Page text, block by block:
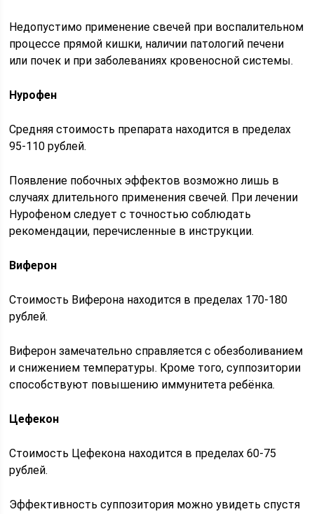
Недопустимо применение свечей при воспалительном
процессе прямой кишки, наличии патологий печени
или почек и при заболеваниях кровеносной системы.
Нурофен
Средняя стоимость препарата находится в пределах
95-110 рублей.
Появление побочных эффектов возможно лишь в
случаях длительного применения свечей. При лечении
Нурофеном следует с точностью соблюдать
рекомендации, перечисленные в инструкции.
Виферон
Стоимость Виферона находится в пределах 170-180
рублей.
Виферон замечательно справляется с обезболиванием
и снижением температуры. Кроме того, суппозитории
способствуют повышению иммунитета ребёнка.
Цефекон
Стоимость Цефекона находится в пределах 60-75
рублей.
Эффективность суппозитория можно увидеть спустя